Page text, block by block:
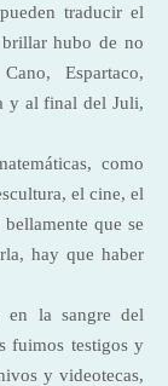
traducir el
hubo de no
Espartaco,
y al final del Juli,
como
el cine, el
que se
hay que haber
en la sangre del
fuimos testigos y
y videotecas,